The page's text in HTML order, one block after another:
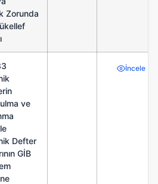
Zorunda
ve
Defter
GİB
İncele